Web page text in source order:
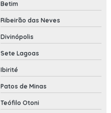
Betim
Ribeirão das Neves
Divinópolis
Sete Lagoas
Ibirité
Patos de Minas
Teófilo Otoni